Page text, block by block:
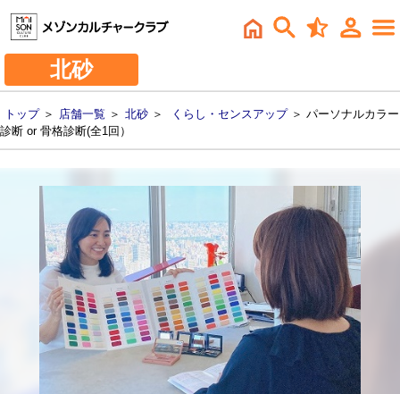
北砂
トップ＞ 店舗一覧 ＞ 北砂 ＞ くらし・センスアップ＞ パーソナルカラー
診断 or 骨格診断(全1回）